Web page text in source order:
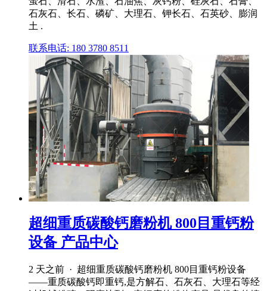
石灰石、长石、磷矿、大理石、钾长石、石英砂、膨润
土 .
联系电话: 180 3780 8511
超细重质碳酸钙磨粉机 800目重钙粉
设备 产品中心
2 天之前 · 超细重质碳酸钙磨粉机 800目重钙粉设备
——重质碳酸钙即重钙,是方解石、石灰石、大理石等经